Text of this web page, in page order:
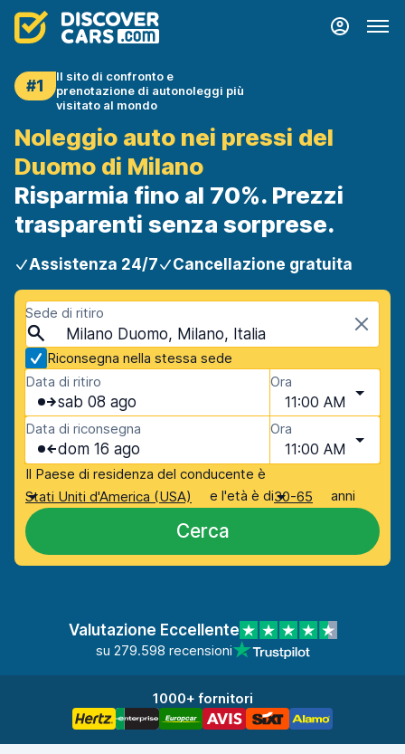
#1
Il sito di confronto e
prenotazione di autonoleggi più
visitato al mondo
Noleggio auto nei pressi del
Duomo di Milano
Risparmia fino al 70%. Prezzi
trasparenti senza sorprese.
Assistenza 24/7 Cancellazione gratuita
Sede di ritiro
Milano Duomo, Milano, Italia
Riconsegna nella stessa sede
Data di ritiro
sab 08 ago
Ora
11:00 AM
Data di riconsegna
dom 16 ago
Ora
11:00 AM
Il Paese di residenza del conducente è
Stati Uniti d'America (USA)
e l'età è di30-65 anni
Cerca
Valutazione Eccellente
su 279.598 recensioni
1000+ fornitori